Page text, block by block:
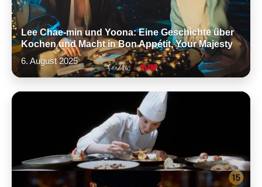
Lee Chae-min und Yoona: Eine Geschichte über
Kochen und Macht in Bon Appétit, Your Majesty
6. August 2025